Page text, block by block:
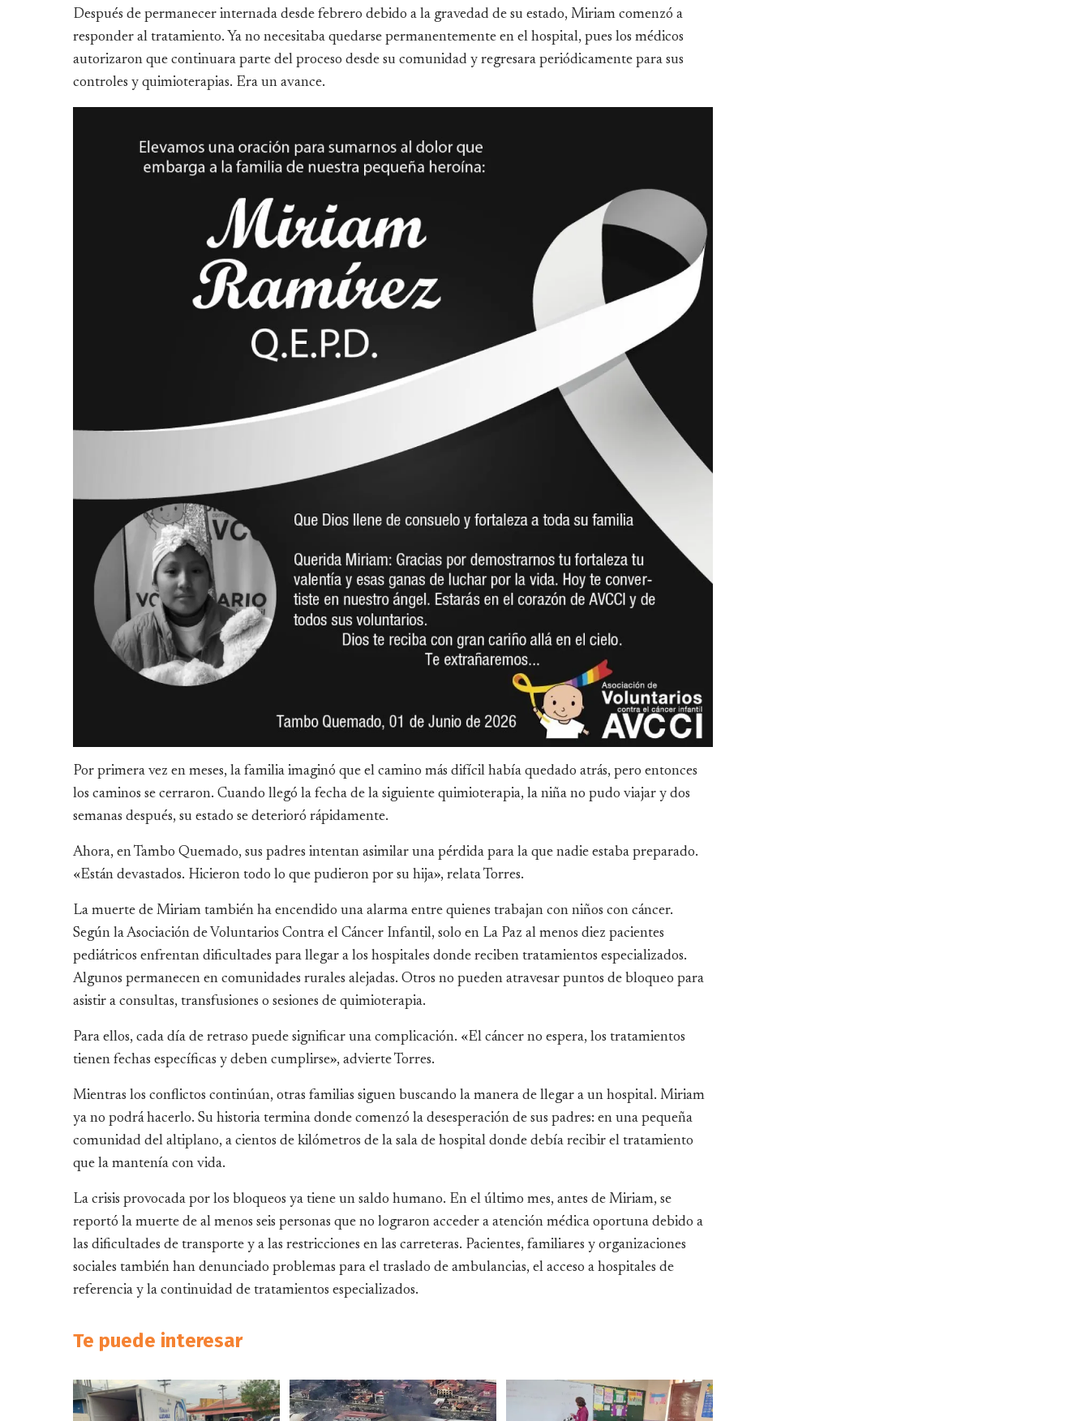
Después de permanecer internada desde febrero debido a la gravedad de su estado, Miriam comenzó a
responder al tratamiento. Ya no necesitaba quedarse permanentemente en el hospital, pues los médicos
autorizaron que continuara parte del proceso desde su comunidad y regresara periódicamente para sus
controles y quimioterapias. Era un avance.
Por primera vez en meses, la familia imaginó que el camino más difícil había quedado atrás, pero entonces
los caminos se cerraron. Cuando llegó la fecha de la siguiente quimioterapia, la niña no pudo viajar y dos
semanas después, su estado se deterioró rápidamente.
Ahora, en Tambo Quemado, sus padres intentan asimilar una pérdida para la que nadie estaba preparado.
«Están devastados. Hicieron todo lo que pudieron por su hija», relata Torres.
La muerte de Miriam también ha encendido una alarma entre quienes trabajan con niños con cáncer.
Según la Asociación de Voluntarios Contra el Cáncer Infantil, solo en La Paz al menos diez pacientes
pediátricos enfrentan dificultades para llegar a los hospitales donde reciben tratamientos especializados.
Algunos permanecen en comunidades rurales alejadas. Otros no pueden atravesar puntos de bloqueo para
asistir a consultas, transfusiones o sesiones de quimioterapia.
Para ellos, cada día de retraso puede significar una complicación. «El cáncer no espera, los tratamientos
tienen fechas específicas y deben cumplirse», advierte Torres.
Mientras los conflictos continúan, otras familias siguen buscando la manera de llegar a un hospital. Miriam
ya no podrá hacerlo. Su historia termina donde comenzó la desesperación de sus padres: en una pequeña
comunidad del altiplano, a cientos de kilómetros de la sala de hospital donde debía recibir el tratamiento
que la mantenía con vida.
La crisis provocada por los bloqueos ya tiene un saldo humano. En el último mes, antes de Miriam, se
reportó la muerte de al menos seis personas que no lograron acceder a atención médica oportuna debido a
las dificultades de transporte y a las restricciones en las carreteras. Pacientes, familiares y organizaciones
sociales también han denunciado problemas para el traslado de ambulancias, el acceso a hospitales de
referencia y la continuidad de tratamientos especializados.
Te puede interesar